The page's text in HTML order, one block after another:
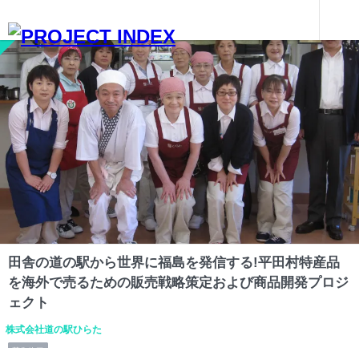
福島
田舎の道の駅から世界に福島を発信する!平田村特産品
を海外で売るための販売戦略策定および商品開発プロジ
ェクト
株式会社道の駅ひらた